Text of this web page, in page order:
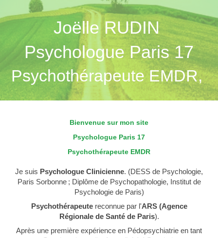
Joëlle RUDIN
Psychologue Paris 17
Psychothérapeute EMDR,
Bienvenue sur mon site
Psychologue Paris 17
Psychothérapeute EMDR
Je suis Psychologue Clinicienne. (DESS de Psychologie,
Paris Sorbonne ; Diplôme de Psychopathologie, Institut de
Psychologie de Paris)
Psychothérapeutereconnue par l'ARS (Agence
Régionale de Santé de Paris).
Après une première expérience en Pédopsychiatrie en tant